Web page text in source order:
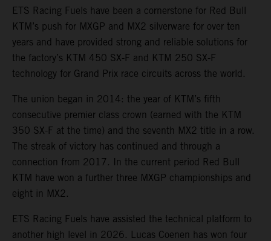
ETS Racing Fuels have been a cornerstone for Red Bull
KTM’s push for MXGP and MX2 silverware for over ten
years and have provided strong and reliable solutions for
the factory’s KTM 450 SX-F and KTM 250 SX-F
technology for Grand Prix race circuits across the world.
The union began in 2014: the year of KTM’s fifth
consecutive premier class crown (earned with the KTM
350 SX-F at the time) and the seventh MX2 title in a row.
The streak of victory has continued and through a
connection from 2017. In the current period Red Bull
KTM have won a further three MXGP championships and
eight in MX2.
ETS Racing Fuels have assisted the technical platform to
another high level in 2026. Lucas Coenen has won four